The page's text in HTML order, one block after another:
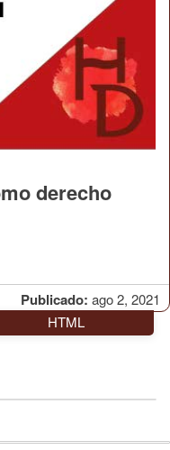
Publicado: ago 2, 2021
derecho
HTML